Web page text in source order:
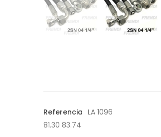
Referencia LA 1096
81.30 83.74